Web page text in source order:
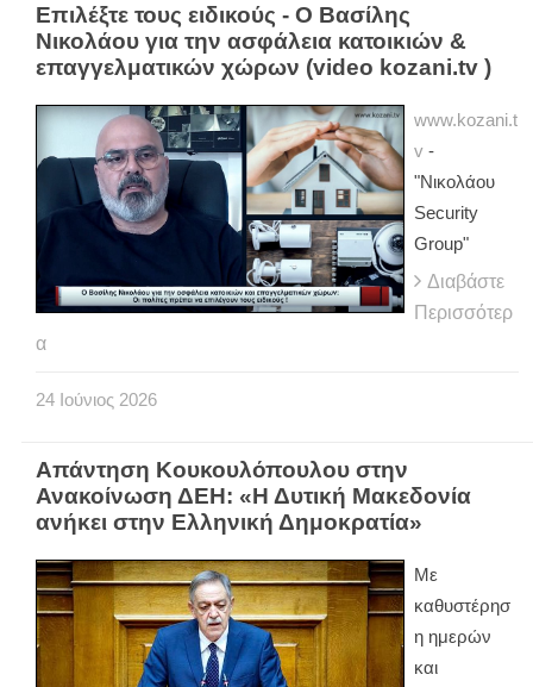
Επιλέξτε τους ειδικούς - Ο Βασίλης
Νικολάου για την ασφάλεια κατοικιών &
επαγγελματικών χώρων (video kozani.tv )
www.kozani.t
v -
"Νικολάου
Security
Group"
Διαβάστε
Περισσότερ
α
24 Ιούνιος 2026
Απάντηση Κουκουλόπουλου στην
Ανακοίνωση ΔΕΗ: «Η Δυτική Μακεδονία
ανήκει στην Ελληνική Δημοκρατία»
Με
καθυστέρησ
η ημερών
και